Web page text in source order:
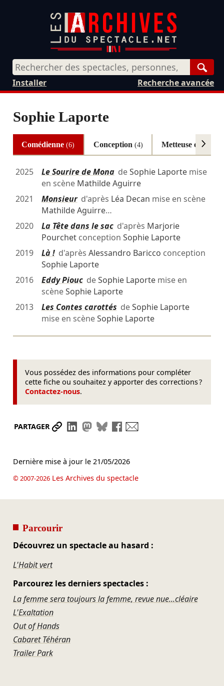
Recherche avancée
Installer
Sophie Laporte
Comédienne(6) Conception (4) Metteuse en scène
2025 Le Sourire de MonadeSophie Laportemise
en scène Mathilde Aguirre
2021
Monsieurd'après Léa Decan mise en scène
Mathilde Aguirre…
2020
La Tête dans le sacd'après Marjorie
Pourchetconception Sophie Laporte
2019
Là !d'après Alessandro Baricco conception
Sophie Laporte
2016
Eddy PioucdeSophie Laportemise en
scèneSophie Laporte
2013
Les Contes carottés deSophie Laporte
mise en scèneSophie Laporte
Vous possédez des informations pour compléter
cette fiche ou souhaitez y apporter des corrections ?
Contactez-nous.
PARTAGER Partager le lien
Partager sur LinkedIn
Partager sur Mastodon
Partager sur Bluesky
Partager sur Facebook
Dernière mise à jour le 21/05/2026
© 2007-2026Les Archives du spectacle
Parcourir
Découvrez un spectacle au hasard :
L'Habit vert
Parcourez les derniers spectacles :
La femme sera toujours la femme, revue nue...cléaire
L'Exaltation
Out of Hands
Cabaret Téhéran
Trailer Park